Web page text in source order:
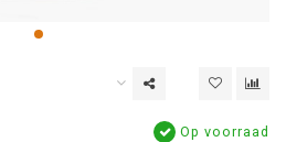
Op voorraad